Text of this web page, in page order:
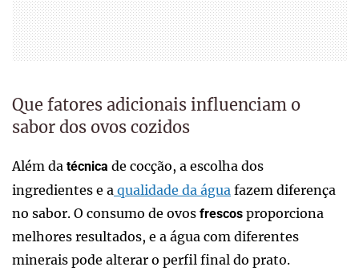
Que fatores adicionais influenciam o
sabor dos ovos cozidos
Além da técnica de cocção, a escolha dos
ingredientes e a qualidade da água fazem diferença
no sabor. O consumo de ovos frescos proporciona
melhores resultados, e a água com diferentes
minerais pode alterar o perfil final do prato.